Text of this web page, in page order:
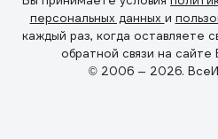
персональных данных и
каждый раз, когда оставляете
обратной связи на
© 2006 — 2026.